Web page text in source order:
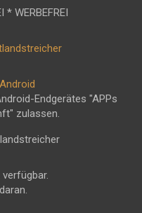
* WERBEFREI
Endgerätes "APPs
zulassen.